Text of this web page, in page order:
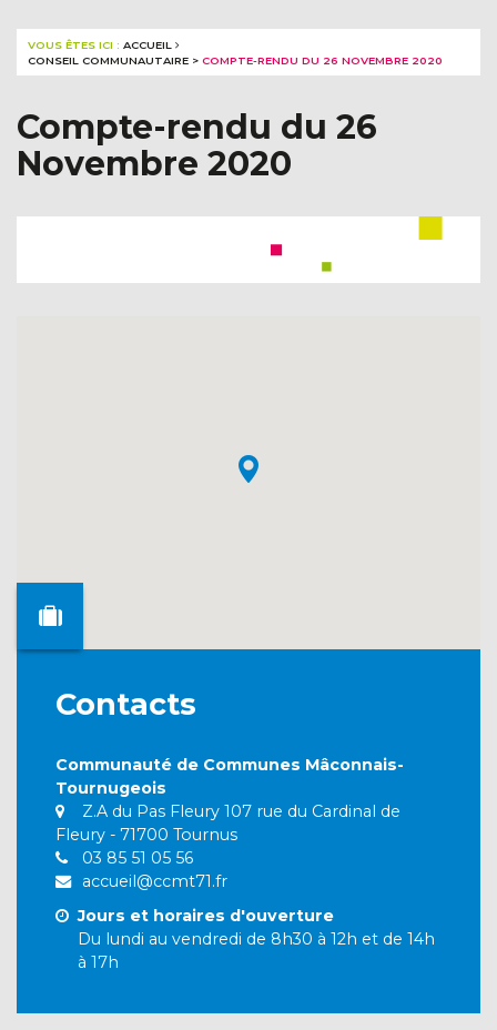
VOUS ÊTES ICI : ACCUEIL
CONSEIL COMMUNAUTAIRE > COMPTE-RENDU DU 26 NOVEMBRE 2020
Compte-rendu du 26
Novembre 2020
Contacts
Communauté de Communes Mâconnais-
Tournugeois
Z.A du Pas Fleury 107 rue du Cardinal de
Fleury - 71700 Tournus
03 85 51 05 56
accueil@ccmt71.fr
Jours et horaires d'ouverture
Du lundi au vendredi de 8h30 à 12h et de 14h
à 17h